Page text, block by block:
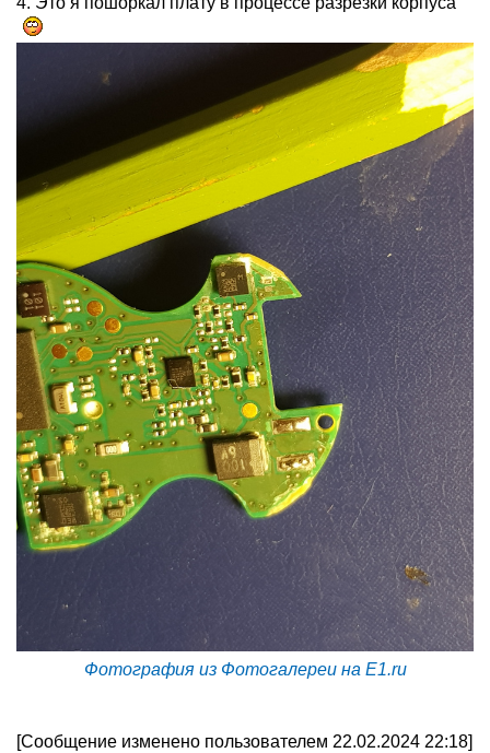
Фотография из Фотогалереи на E1.ru
[Сообщение изменено пользователем 22.02.2024 22:18]